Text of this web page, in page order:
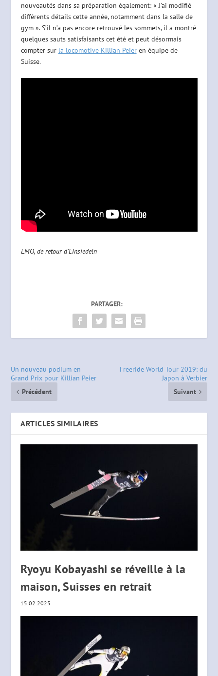
nouveautés dans sa préparation également: « J’ai modifié
différents détails cette année, notamment dans la salle de
gym ». S’il n’a pas encore retrouvé les sommets, il a montré
quelques sauts satisfaisants cet été et peut désormais
compter sur la locomotive Killian Peieren équipe de
Suisse.
LMO, de retour d’Einsiedeln
PARTAGER:
Un nouveau podium en
Grand Prix pour Killian Peier
Précédent
Freeride World Tour 2019: du
Japon à Verbier
Suivant
ARTICLES SIMILAIRES
Ryoyu Kobayashi se réveille à la
maison, Suisses en retrait
15.02.2025